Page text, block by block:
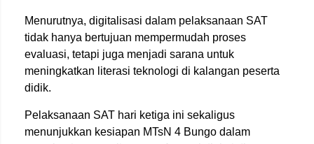
Menurutnya, digitalisasi dalam pelaksanaan SAT
tidak hanya bertujuan mempermudah proses
evaluasi, tetapi juga menjadi sarana untuk
meningkatkan literasi teknologi di kalangan peserta
didik.
Pelaksanaan SAT hari ketiga ini sekaligus
menunjukkan kesiapan MTsN 4 Bungo dalam